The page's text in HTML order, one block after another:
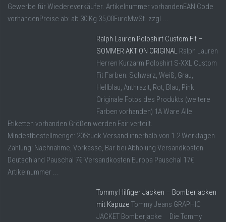
Gewerbe für Wiedereverkäufer. Artikelnummer vorhandenEAN Code
vorhandenPreise ab: ab 30 Kg 35,00EuroMwSt. zzgl ...
Ralph Lauren Poloshirt Custom Fit –
SOMMER AKTION ORIGINAL Ralph Lauren
Herren Kurzarm Poloshirt S-XXL Custom
Fit Farben: Schwarz, Weiß, Grau,
Hellblau, Anthrazit, Rot, Blau, Pink
Originale Fotos des Produkts (weitere
Farben vorhanden) 1A Ware Alle
Etiketten vorhanden Größen werden Fair verteilt.
Mindestbestellmenge: 20Stück Versand innerhalb von 1-2 Werktagen
Zahlung: Nachnahme, Vorkasse, Bar bei Abholung Versandkosten
Deutschland Pauschal 7€ Versandkosten Europa Pauschal 17€
Artikelnummer ...
Tommy Hilfiger Jacken – Bomberjacken
mit Kapuze Tommy Jeans GRAPHIC
JACKET Bomberjacke Die Tommy